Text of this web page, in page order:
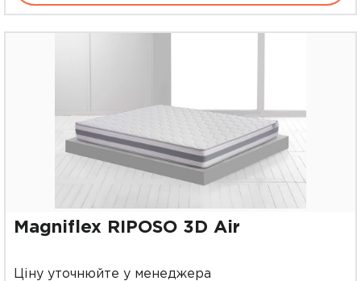
Magniflex RIPOSO 3D Air
Ціну уточнюйте у менеджера